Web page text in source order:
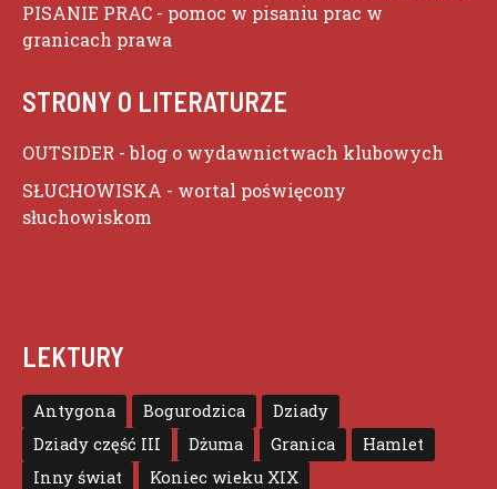
PISANIE PRAC - pomoc w pisaniu prac w
granicach prawa
STRONY O LITERATURZE
OUTSIDER - blog o wydawnictwach klubowych
SŁUCHOWISKA - wortal poświęcony
słuchowiskom
LEKTURY
Antygona Bogurodzica
Dziady
Dziady część III
Dżuma Granica
Hamlet
Inny świat
Koniec wieku XIX